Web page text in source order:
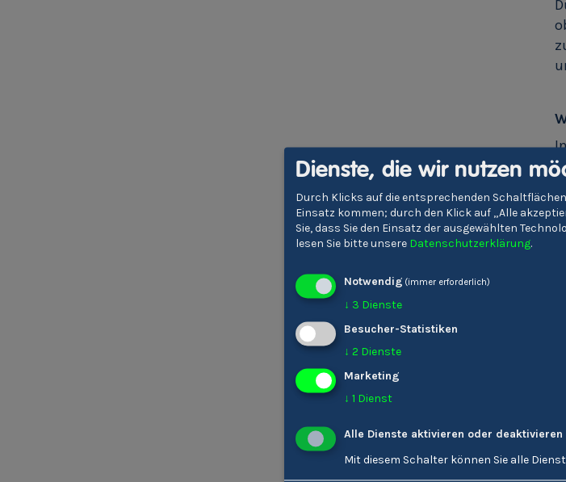
Dienste, die wir nutzen
Durch Klicks auf die entsprechenden
Einsatz kommen; durch den Klick auf „Alle
Sie, dass Sie den Einsatz der ausgewählten
lesen Sie bitte unsere Datenschutzerklärung.
Notwendig (immer erforderlich)
↓ 3 Dienste
Besucher-Statistiken
↓ 2 Dienste
Marketing
↓ 1 Dienst
Alle Dienste aktivieren oder deaktivieren
Mit diesem Schalter können Sie alle